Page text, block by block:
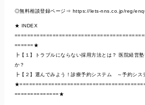
◎無料相談登録ページ⇒ https://lets-nns.co.jp/reg/
★ INDEX
======★
┣【１】トラブルにならない採用方法とは？ 医院経営
か？
┣【２】選んでみよう！診療予約システム ～予約シス
==============★